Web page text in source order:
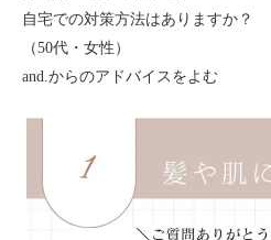
自宅での対策方法はありますか？
（50代・女性）
and.からのアドバイスをよむ